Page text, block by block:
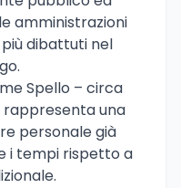
amministrazioni
dibattuti nel
Spello – circa
una
personale già
i tempi rispetto a